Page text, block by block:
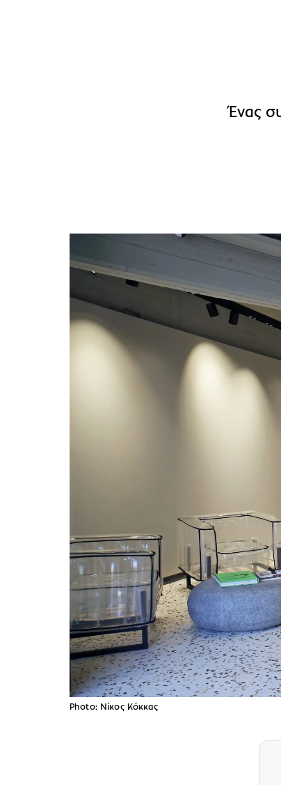
Ένας
Photo: Νίκος Κόκκας